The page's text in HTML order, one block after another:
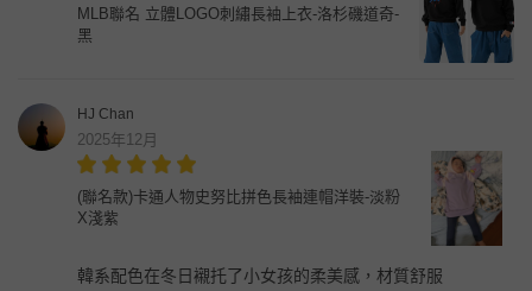
MLB聯名 立體LOGO刺繡長袖上衣-洛杉磯道奇-
黑
HJ Chan
2025年12月
(聯名款)卡通人物史努比拼色長袖連帽洋裝-淡粉
X淺紫
韓系配色在冬日襯托了小女孩的柔美感，材質舒服